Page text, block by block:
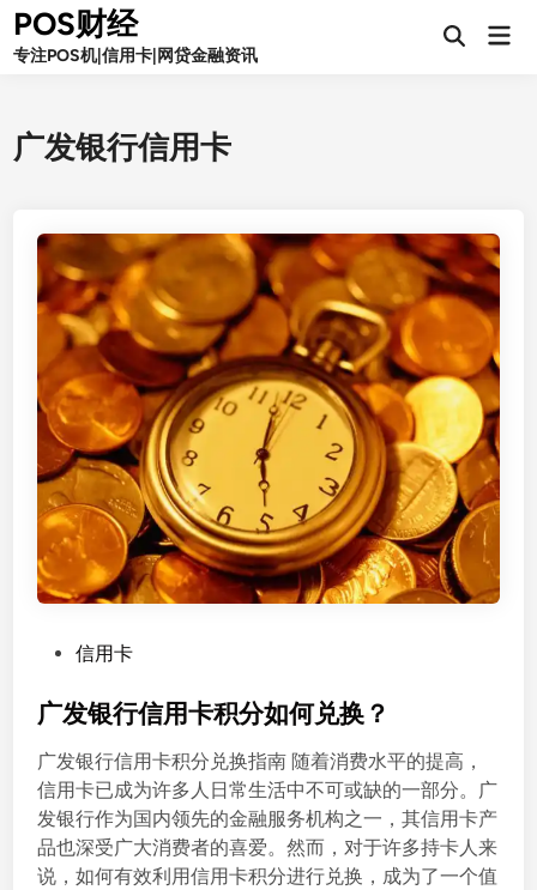
Skip
to
content
POS财经
专注POS机|信用卡|网贷金融资讯
Open
广发银行信用卡
s
e
d
i
n
信用卡
广发银行信用卡积分如何兑换？
广发银行信用卡积分兑换指南 随着消费水平的提高，
信用卡已成为许多人日常生活中不可或缺的一部分。广
发银行作为国内领先的金融服务机构之一，其信用卡产
品也深受广大消费者的喜爱。然而，对于许多持卡人来
说，如何有效利用信用卡积分进行兑换，成为了一个值